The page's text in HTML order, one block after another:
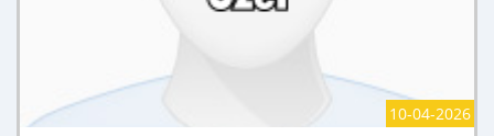
10-04-2026